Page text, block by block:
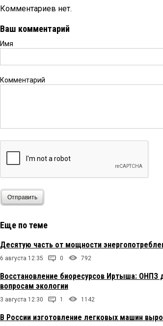
Комментариев нет.
Ваш комментарий
Имя
Комментарий
Отправить
Еще по теме
Десятую часть от мощности
6 августа 12:35 0 792
Восстановление биоресурсов Иртыша: ОНПЗ
вопросам экологии
3 августа 12:30 1 1142
В России изготовление легковых машин